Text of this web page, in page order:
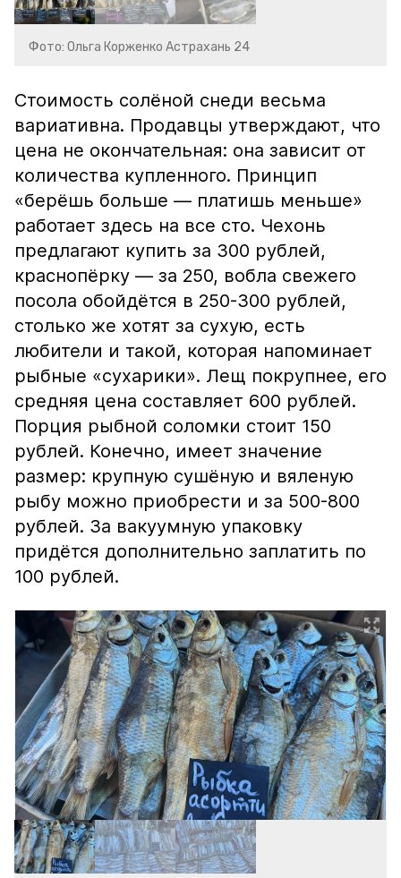
Фото: Ольга Корженко Астрахань 24
Стоимость солёной снеди весьма
вариативна. Продавцы утверждают, что
цена не окончательная: она зависит от
количества купленного. Принцип
«берёшь больше — платишь меньше»
работает здесь на все сто. Чехонь
предлагают купить за 300 рублей,
краснопёрку — за 250, вобла свежего
посола обойдётся в 250-300 рублей,
столько же хотят за сухую, есть
любители и такой, которая напоминает
рыбные «сухарики». Лещ покрупнее, его
средняя цена составляет 600 рублей.
Порция рыбной соломки стоит 150
рублей. Конечно, имеет значение
размер: крупную сушёную и вяленую
рыбу можно приобрести и за 500-800
рублей. За вакуумную упаковку
придётся дополнительно заплатить по
100 рублей.